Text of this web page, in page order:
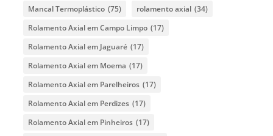
Mancal Termoplástico (75) rolamento axial (34)
Rolamento Axial em Campo Limpo (17)
Rolamento Axial em Jaguaré (17)
Rolamento Axial em Moema (17)
Rolamento Axial em Parelheiros (17)
Rolamento Axial em Perdizes (17)
Rolamento Axial em Pinheiros (17)